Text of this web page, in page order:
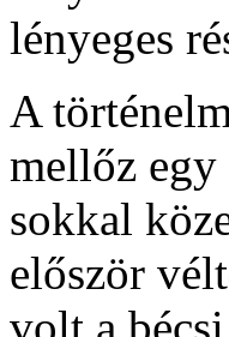
lényeges
A
mellőz egy
sokkal
először